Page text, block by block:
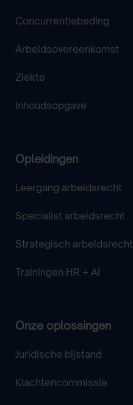
Concurrentiebeding
Arbeidsovereenkomst
Ziekte
Inhoudsopgave
Opleidingen
Leergang arbeidsrecht
Specialist arbeidsrecht
Strategisch arbeidsrecht
Trainingen HR + AI
Onze oplossingen
Juridische bijstand
Klachtencommissie